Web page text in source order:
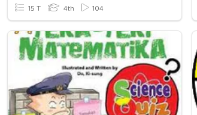
15 T 4th 104